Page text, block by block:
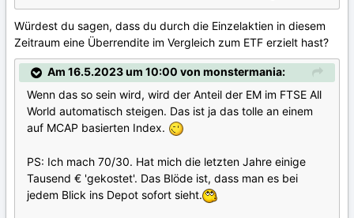
Würdest du sagen, dass du durch die Einzelaktien in diesem
Zeitraum eine Überrendite im Vergleich zum ETF erzielt hast?
Am 16.5.2023 um 10:00 von monstermania:
Wenn das so sein wird, wird der Anteil der EM im FTSE All
World automatisch steigen. Das ist ja das tolle an einem
auf MCAP basierten Index.
PS: Ich mach 70/30. Hat mich die letzten Jahre einige
Tausend € 'gekostet'. Das Blöde ist, dass man es bei
jedem Blick ins Depot sofort sieht.